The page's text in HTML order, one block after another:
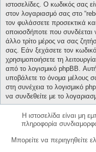
ιστοσελίδες. Ο κωδικός σας
στον λογαριασμό σας στο
τον φυλάσσετε προσεκτικά
οποιοσδήποτε που
άλλο τρίτο μέρος να σας
σας. Εάν ξεχάσετε τον
χρησιμοποιήσετε τη
από το λογισμικό phpBB.
υποβάλετε το όνομα μέλους
στη συνέχεια το λογισμικό
να συνδεθείτε με το
Η ιστοσελίδα είναι μη
πληροφορία
Μπορείτε να περιηγηθείτε